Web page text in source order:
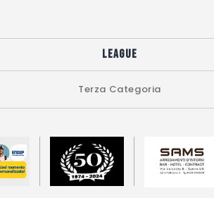
League
Terza Categoria